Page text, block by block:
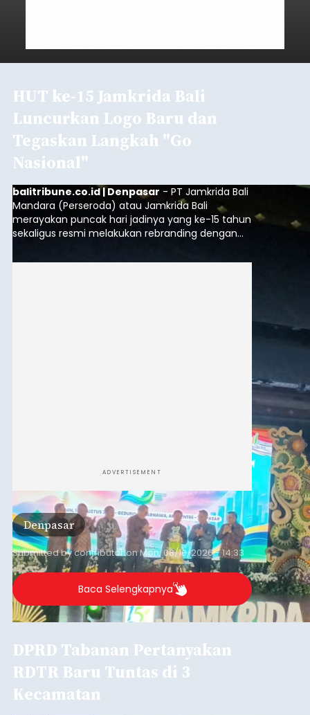
HUT ke-15 Jamkrida Bali
Luncurkan Logo Baru dan
Tegaskan Langkah "Go
Nasional"
balitribune.co.id | Denpasar - PT Jamkrida Bali
Mandara (Perseroda) atau Jamkrida Bali
merayakan puncak hari jadinya yang ke-15 tahun
sekaligus resmi melakukan rebranding dengan
ini digelar dalam acara bertajuk "ELEVATE 15:
ADVERTISEMENT
Denpasar
Submitted bycontributoronMon, 08/10/2026 - 14:33
Baca Selengkapnya
DPRD Tabanan Pertanyakan
RDTR Baru Tuntas di 3
Kecamatan